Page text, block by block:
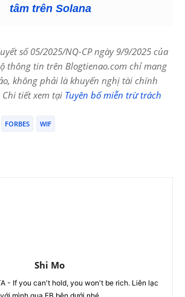
tâm trên Solana
số 05/2025/NQ-CP ngày 9/9/2025 của
thông tin trên Blogtienao.com chỉ mang
không phải là khuyến nghị tài chính
tiết xem tại Tuyên bố miễn trừ trách
FORBES WIF
Shi Mo
- If you can't hold, you won't be rich. Liên lạc
với mình qua FB bên dưới nhé